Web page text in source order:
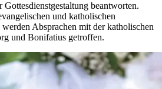
Gottesdienstgestaltung beantworten.
und katholischen
Absprachen mit der katholischen
und Bonifatius getroffen.